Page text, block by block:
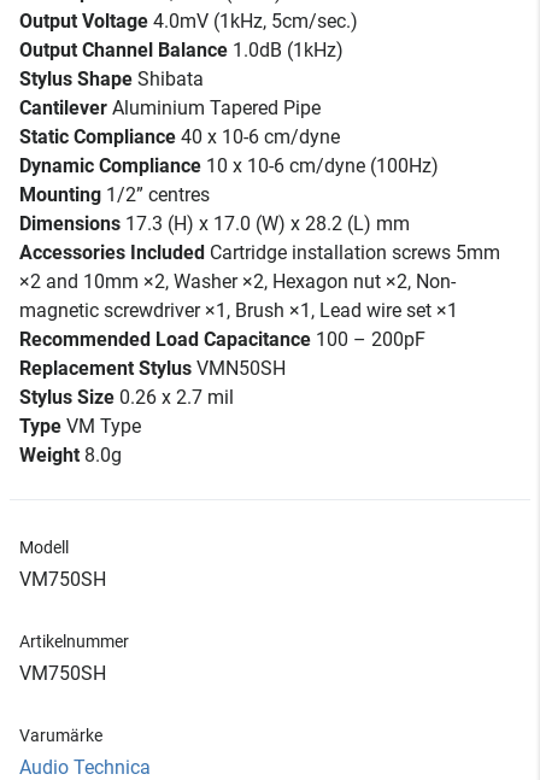
Output Voltage 4.0mV (1kHz, 5cm/sec.)
Output Channel Balance 1.0dB (1kHz)
Stylus Shape Shibata
Cantilever Aluminium Tapered Pipe
Static Compliance 40 x 10-6 cm/dyne
Dynamic Compliance 10 x 10-6 cm/dyne (100Hz)
Mounting 1/2” centres
Dimensions 17.3 (H) x 17.0 (W) x 28.2 (L) mm
Accessories Included Cartridge installation screws 5mm
×2 and 10mm ×2, Washer ×2, Hexagon nut ×2, Non-
magnetic screwdriver ×1, Brush ×1, Lead wire set ×1
Recommended Load Capacitance 100 – 200pF
Replacement Stylus VMN50SH
Stylus Size 0.26 x 2.7 mil
Type VM Type
Weight 8.0g
Modell
VM750SH
Artikelnummer
VM750SH
Varumärke
Audio Technica